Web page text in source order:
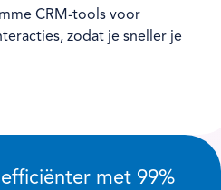
CRM-tools voor
zodat je sneller je
met 99%